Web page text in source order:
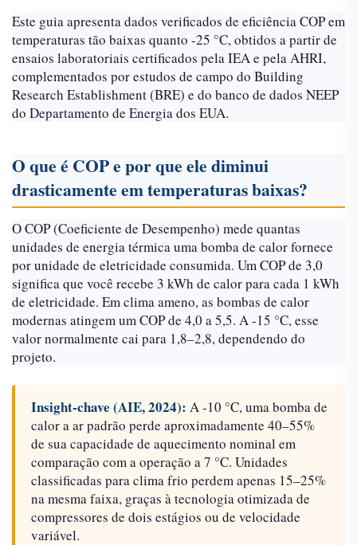
Este guia apresenta dados verificados de eficiência COP em
temperaturas tão baixas quanto -25 °C, obtidos a partir de
ensaios laboratoriais certificados pela IEA e pela AHRI,
complementados por estudos de campo do Building
Research Establishment (BRE) e do banco de dados NEEP
do Departamento de Energia dos EUA.
O que é COP e por que ele diminui
drasticamente em temperaturas baixas?
O COP (Coeficiente de Desempenho) mede quantas
unidades de energia térmica uma bomba de calor fornece
por unidade de eletricidade consumida. Um COP de 3,0
significa que você recebe 3 kWh de calor para cada 1 kWh
de eletricidade. Em clima ameno, as bombas de calor
modernas atingem um COP de 4,0 a 5,5. A -15 °C, esse
valor normalmente cai para 1,8–2,8, dependendo do
projeto.
Insight-chave (AIE, 2024): A -10 °C, uma bomba de
calor a ar padrão perde aproximadamente 40–55%
de sua capacidade de aquecimento nominal em
comparação com a operação a 7 °C. Unidades
classificadas para clima frio perdem apenas 15–25%
na mesma faixa, graças à tecnologia otimizada de
compressores de dois estágios ou de velocidade
variável.